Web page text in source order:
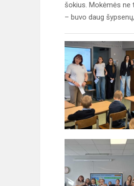
šokius. Mokėmės ne
– buvo daug